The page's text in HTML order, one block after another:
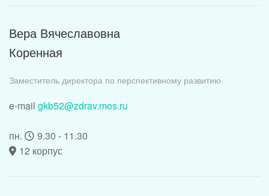
Вера Вячеславовна
Коренная
Заместитель директора по перспективному развитию
e-mail gkb52@zdrav.mos.ru
пн.
9.30 - 11.30
12 корпус